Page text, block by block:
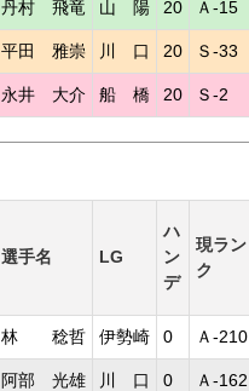
丹村 飛竜 山 陽 20 Ａ-15
平田 雅崇 川 口 20 Ｓ-33
永井 大介 船 橋 20 Ｓ-2
選手名 LG
ハ
ン
デ
現ラン
ク
林 稔哲 伊勢崎 0 Ａ-210
阿部 光雄 川 口 0 Ａ-162